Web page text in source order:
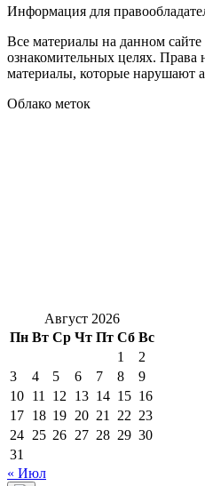
Информация для
Все материалы на данном
ознакомительных целях. Права
материалы, которые нарушают
Облако меток
Август 2026
Пн Вт Ср Чт Пт Сб Вс
1
2
3
4 5 6 7 8
9
10 11 12 13 14 15 16
17 18 19 20 21 22 23
24 25 26 27 28 29 30
31
« Июл